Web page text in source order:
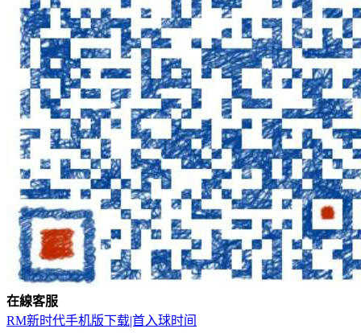
在線客服
RM新时代手机版下载|首入球时间